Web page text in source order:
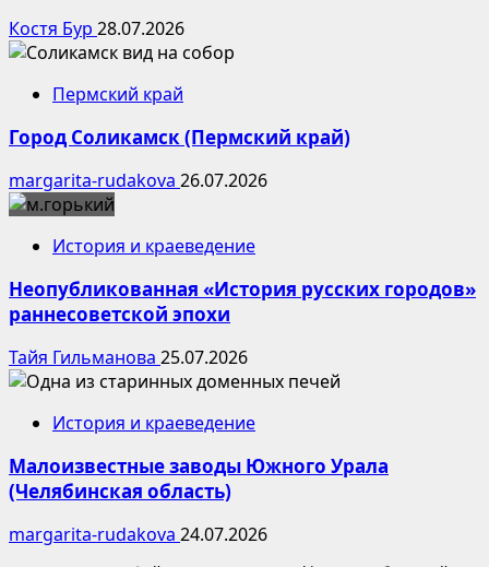
Костя Бур 28.07.2026
Пермский край
Город Соликамск (Пермский край)
margarita-rudakova 26.07.2026
История и краеведение
Неопубликованная «История русских городов»
раннесоветской эпохи
Тайя Гильманова 25.07.2026
История и краеведение
Малоизвестные заводы Южного Урала
(Челябинская область)
margarita-rudakova 24.07.2026